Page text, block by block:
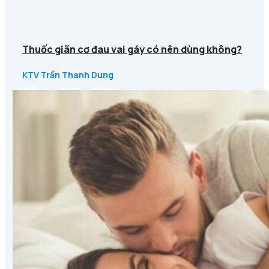
Thuốc giãn cơ đau vai gáy có nên dùng không?
KTV Trần Thanh Dung